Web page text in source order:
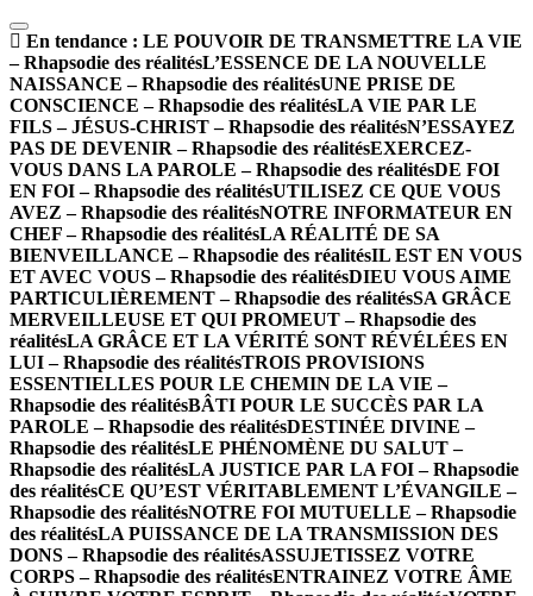
En tendance : LE POUVOIR DE TRANSMETTRE LA VIE
– Rhapsodie des réalitésL’ESSENCE DE LA NOUVELLE
NAISSANCE – Rhapsodie des réalitésUNE PRISE DE
CONSCIENCE – Rhapsodie des réalitésLA VIE PAR LE
FILS – JÉSUS-CHRIST – Rhapsodie des réalitésN’ESSAYEZ
PAS DE DEVENIR – Rhapsodie des réalitésEXERCEZ-
VOUS DANS LA PAROLE – Rhapsodie des réalitésDE FOI
EN FOI – Rhapsodie des réalitésUTILISEZ CE QUE VOUS
AVEZ – Rhapsodie des réalitésNOTRE INFORMATEUR EN
CHEF – Rhapsodie des réalitésLA RÉALITÉ DE SA
BIENVEILLANCE – Rhapsodie des réalitésIL EST EN VOUS
ET AVEC VOUS – Rhapsodie des réalitésDIEU VOUS AIME
PARTICULIÈREMENT – Rhapsodie des réalitésSA GRÂCE
MERVEILLEUSE ET QUI PROMEUT – Rhapsodie des
réalitésLA GRÂCE ET LA VÉRITÉ SONT RÉVÉLÉES EN
LUI – Rhapsodie des réalitésTROIS PROVISIONS
ESSENTIELLES POUR LE CHEMIN DE LA VIE –
Rhapsodie des réalitésBÂTI POUR LE SUCCÈS PAR LA
PAROLE – Rhapsodie des réalitésDESTINÉE DIVINE –
Rhapsodie des réalitésLE PHÉNOMÈNE DU SALUT –
Rhapsodie des réalitésLA JUSTICE PAR LA FOI – Rhapsodie
des réalitésCE QU’EST VÉRITABLEMENT L’ÉVANGILE –
Rhapsodie des réalitésNOTRE FOI MUTUELLE – Rhapsodie
des réalitésLA PUISSANCE DE LA TRANSMISSION DES
DONS – Rhapsodie des réalitésASSUJETISSEZ VOTRE
CORPS – Rhapsodie des réalitésENTRAINEZ VOTRE ÂME